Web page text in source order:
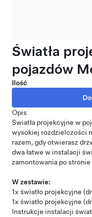
Światła
pojazdów
Ilość
Opis
Światła projekcyjne w
wysokiej rozdzielczości
razem, gdy otwierasz
dwa łatwe w instalacji
zamontowania po
W zestawie:
1x światło projekcyjne
1x światło projekcyjne
Instrukcje instalacji